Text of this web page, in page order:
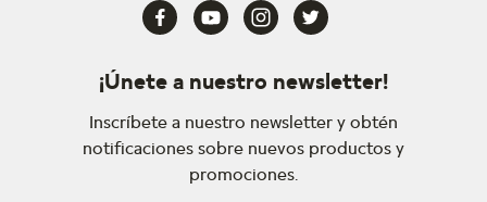
¡Únete a nuestro newsletter!
Inscríbete a nuestro newsletter y obtén
notificaciones sobre nuevos productos y
promociones.